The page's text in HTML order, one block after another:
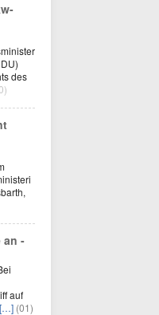
des
an -
auf
[…] (01)